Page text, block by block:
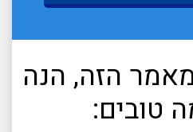
הזה, הנה
טובים: